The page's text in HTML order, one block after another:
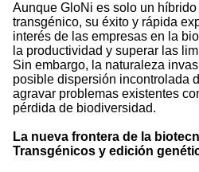
Aunque GloNi es solo un híbrido
transgénico, su éxito y rápida
interés de las empresas en la
la productividad y superar las
Sin embargo, la naturaleza
posible dispersión incontrolada
agravar problemas existentes
pérdida de biodiversidad.
La nueva frontera de la
Transgénicos y edición